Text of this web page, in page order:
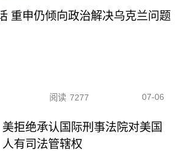
重申仍倾向政治解决乌克兰问题
阅读 7277 07-06
美拒绝承认国际刑事法院对美国
人有司法管辖权